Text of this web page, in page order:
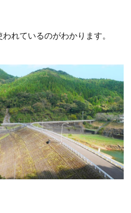
れているのがわかります。